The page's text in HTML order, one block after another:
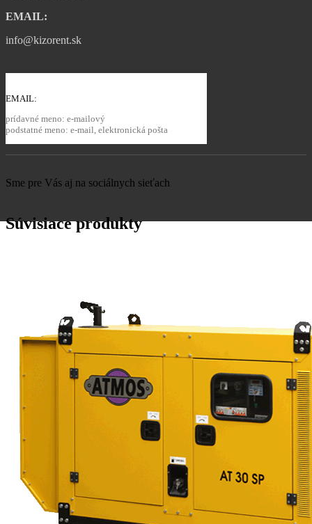
EMAIL:
info@kizorent.sk
EMAIL:
prídavné meno: e-mailový
podstatné meno: e-mail, elektronická pošta
Sme pre Vás aj na sociálnych sieťach
Súvisiace produkty